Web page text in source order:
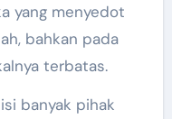
yang menyedot
bahkan pada
terbatas.
banyak pihak